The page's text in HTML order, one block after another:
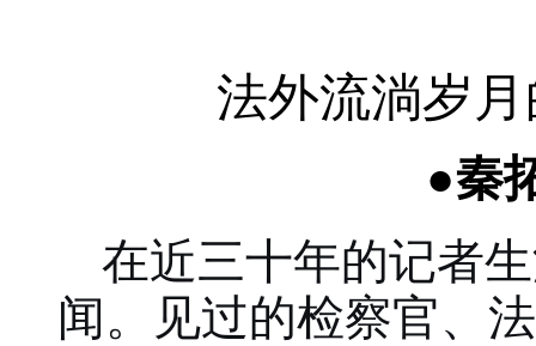
法外流淌岁
●秦
在近三十年的记者
闻。见过的检察官、